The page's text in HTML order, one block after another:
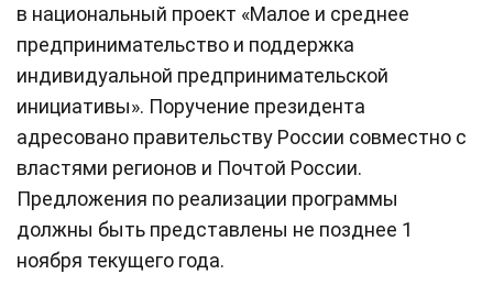
в национальный проект «Малое и среднее
предпринимательство и поддержка
индивидуальной предпринимательской
инициативы». Поручение президента
адресовано правительству России совместно с
властями регионов и Почтой России.
Предложения по реализации программы
должны быть представлены не позднее 1
ноября текущего года.